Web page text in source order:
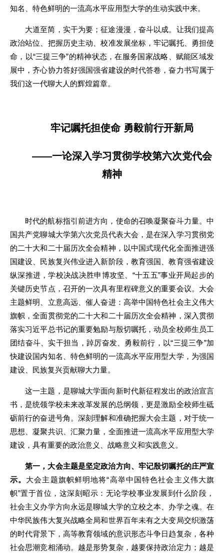
知名、特色鲜明的一流高水平应用型大学的生动实践中来。
大道至简，实干为要；征途漫漫，奋斗以成。让我们提高
政治站位、把握历史主动、校准发展坐标，牢记嘱托、勇担使
命，以“三提三争”的精神状态，在服务国家战略、赋能区域发
展中，齐心协力答好强国强省建设的时代答卷，奋力书写属于
我们这一代聊大人的辉煌篇章。
牢记嘱托担使命 勇毅前行开新局
——一论深入学习贯彻学校第六次党代会
精神
时代的航标指引前进方向，使命的召唤凝聚奋斗力量。中
国共产党聊城大学第六次党员代表大会，是在深入学习贯彻党
的二十大和二十届历次全会精神，以中国式现代化全面推进强
国建设、民族复兴伟业进入新阶段，教育强国、教育强省建设
纵深推进，学校决战决胜申博攻坚、“十五五”事业开局起步的
关键历史节点，召开的一次具有里程碑意义的重要会议。大会
主题鲜明、立意高远、催人奋进：高举中国特色社会主义伟大
旗帜，全面贯彻党的二十大和二十届历次全会精神，深入贯彻
落实习近平总书记的重要勉励与殷切嘱托，动员全校师生员工
团结奋斗、实干担当，踔厉奋发、勇毅前行，以“三提三争”加
快建设国内知名、特色鲜明的一流高水平应用型大学，为强国
建设、民族复兴贡献聊大力量。
这一主题，是聊城大学面向新时代新征程发出的政治宣言
书，是统领学校未来改革发展的总纲领，更是激励全校师生砥
砺前行的奋进号角。深刻理解和准确把握大会主题，对于统一
思想、凝聚共识、汇聚力量，全面推进一流高水平应用型大学
建设，具有重要的政治意义、战略意义和实践意义。
第一，大会主题是坚定政治方向、牢记殷切嘱托的庄严宣
示。 大会主题旗帜鲜明地将“高举中国特色社会主义伟大旗
帜”置于首位，这深刻昭示：无论学校事业发展到什么阶段，
社会主义办学方向永远是聊城大学的立校之本、办学之魂。在
中华民族伟大复兴战略全局和世界百年未有之大变局交织激荡
的时代背景下，高等教育领域的意识形态斗争日趋复杂，各种
社会思潮竞相涌动。越是形势复杂，越要保持政治定力；越是